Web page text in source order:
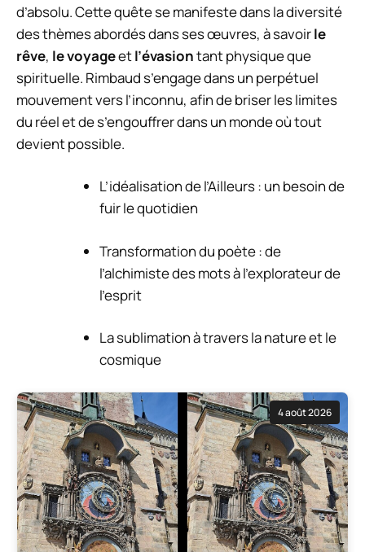
d’absolu. Cette quête se manifeste dans la diversité
des thèmes abordés dans ses œuvres, à savoirle
rêve, le voyageetl’évasiontant physique que
spirituelle. Rimbaud s’engage dans un perpétuel
mouvement vers l’inconnu, afin de briser les limites
du réel et de s’engouffrer dans un monde où tout
devient possible.
L’idéalisation de l’Ailleurs : un besoin de
fuir le quotidien
Transformation du poète : de
l’alchimiste des mots à l’explorateur de
l’esprit
La sublimation à travers la nature et le
cosmique
4 août 2026